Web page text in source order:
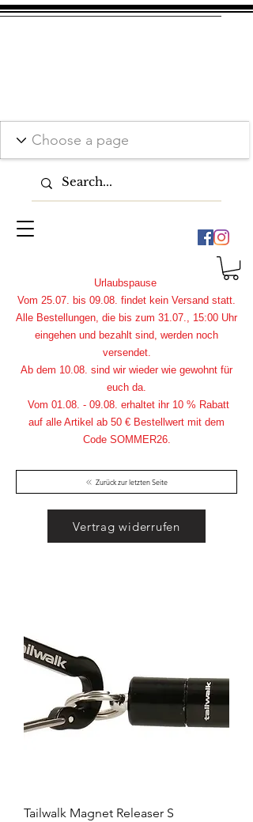
Zurück zur letzten Seite
Urlaubspause
Vom 25.07. bis 09.08. findet kein Versand statt.
Alle Bestellungen, die bis zum 31.07., 15:00 Uhr
eingehen und bezahlt sind, werden noch
versendet.
Ab dem 10.08. sind wir wieder wie gewohnt für
euch da.
Vom 01.08. - 09.08. erhaltet ihr 10 % Rabatt
auf alle Artikel ab 50 € Bestellwert mit dem
Code SOMMER26.
Vertrag widerrufen
Tailwalk Magnet Releaser S